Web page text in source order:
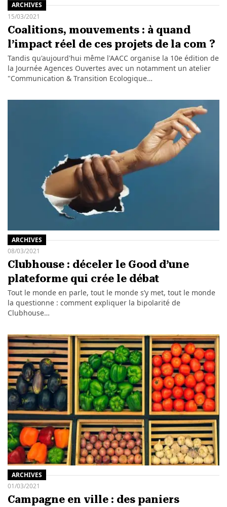
ARCHIVES
15/03/2021
Coalitions, mouvements : à quand
l’impact réel de ces projets de la com ?
Tandis qu'aujourd'hui même l'AACC organise la 10e édition de
la Journée Agences Ouvertes avec un notamment un atelier
"Communication & Transition Ecologique…
ARCHIVES
08/03/2021
Clubhouse : déceler le Good d’une
plateforme qui crée le débat
Tout le monde en parle, tout le monde s’y met, tout le monde
la questionne : comment expliquer la bipolarité de
Clubhouse…
ARCHIVES
01/03/2021
Campagne en ville : des paniers